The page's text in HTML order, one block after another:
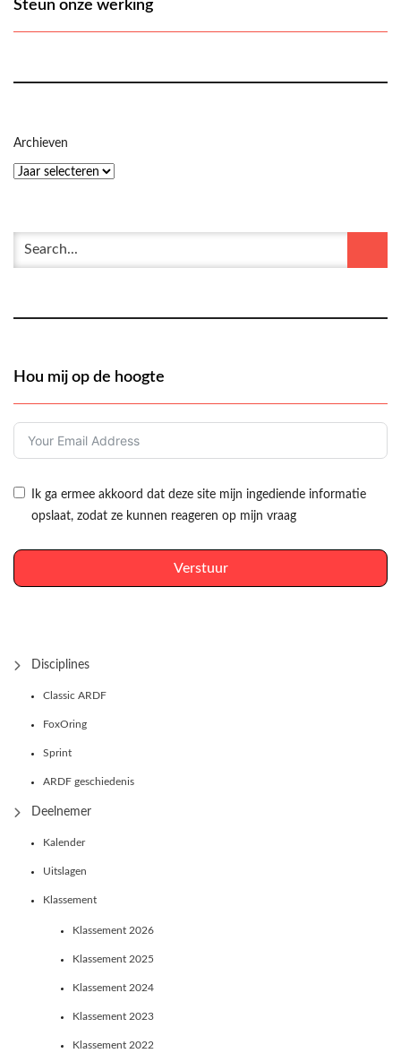
Steun onze werking
Archieven
Hou mij op de hoogte
Ik ga ermee akkoord dat deze site mijn ingediende informatie
opslaat, zodat ze kunnen reageren op mijn vraag
Verstuur
Disciplines
Classic ARDF
FoxOring
Sprint
ARDF geschiedenis
Deelnemer
Kalender
Uitslagen
Klassement
Klassement 2026
Klassement 2025
Klassement 2024
Klassement 2023
Klassement 2022